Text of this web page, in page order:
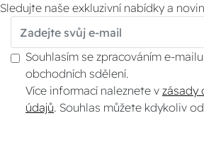
Sledujte naše exkluzivní nabídky a
Souhlasím se zpracováním e-
obchodních sdělení.
Více informací naleznete v zásady
údajů . Souhlas můžete kdykoliv